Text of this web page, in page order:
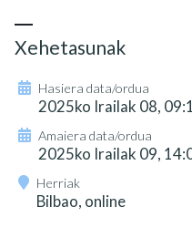
Xehetasunak
Hasiera data/ordua
2025ko Irailak 08,
Amaiera data/ordua
2025ko Irailak 09,
Herriak
Bilbao, online